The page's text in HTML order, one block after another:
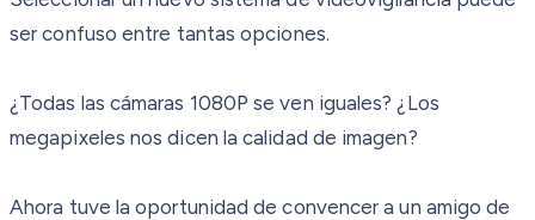
ser confuso entre tantas opciones.
¿Todas las cámaras 1080P se ven iguales? ¿Los
megapixeles nos dicen la calidad de imagen?
Ahora tuve la oportunidad de convencer a un amigo de